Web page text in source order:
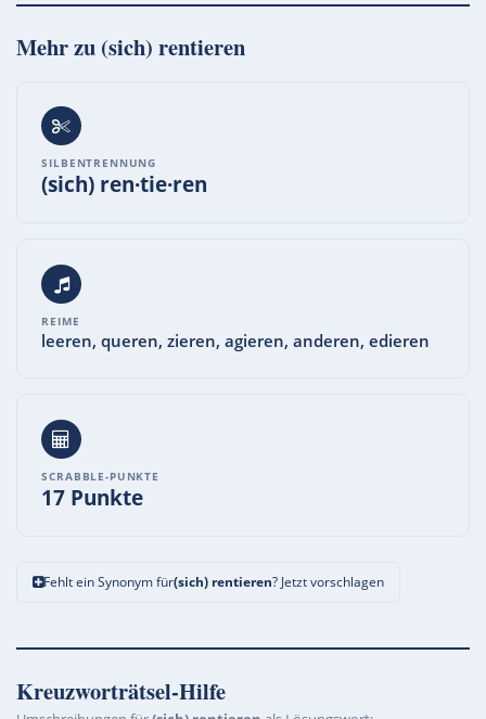
Mehr zu (sich) rentieren
SILBENTRENNUNG
(sich) ren·tie·ren
REIME
leeren, queren, zieren, agieren, anderen, edieren
SCRABBLE-PUNKTE
17 Punkte
Fehlt ein Synonym für(sich) rentieren? Jetzt vorschlagen
Kreuzworträtsel-Hilfe